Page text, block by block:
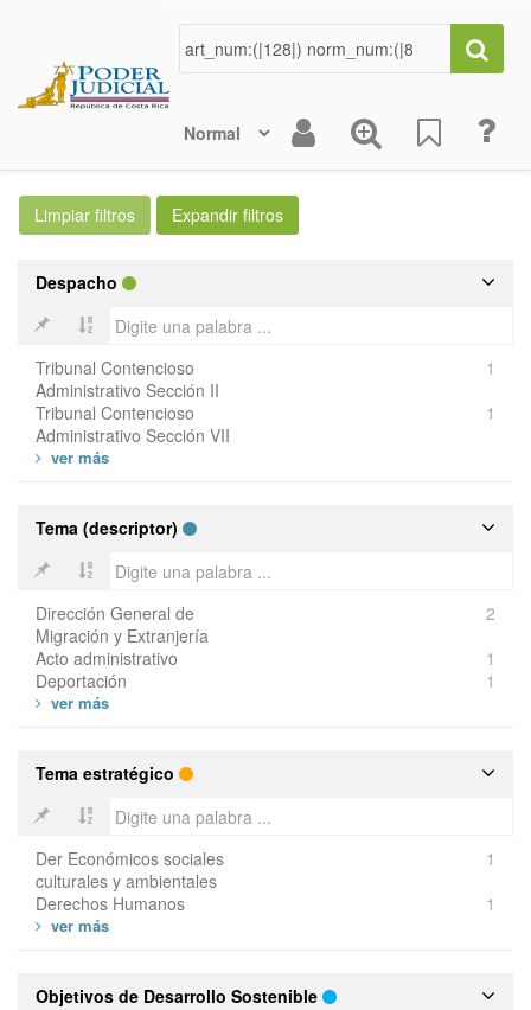
Despacho
Tribunal Contencioso
Administrativo Sección II
1
Tribunal Contencioso
Administrativo Sección VII
1
Tema (descriptor)
Dirección General de
Migración y Extranjería
2
Acto administrativo
1
Deportación
1
Tema estratégico
Der Económicos sociales
culturales y ambientales
1
Derechos Humanos
1
Objetivos de Desarrollo Sostenible